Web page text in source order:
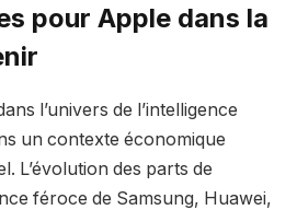
pour Apple dans la
l’univers de l’intelligence
un contexte économique
L’évolution des parts de
féroce de Samsung, Huawei,